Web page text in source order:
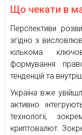
Що чекати в
Перспективи
згідно з
кількома
формування
тенденцій та
Україна вже
активно
технології,
криптовалют.